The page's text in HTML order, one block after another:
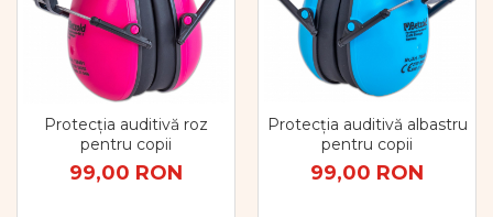
Protecția auditivă roz
pentru copii
99,00 RON
Protecția auditivă albastru
pentru copii
99,00 RON